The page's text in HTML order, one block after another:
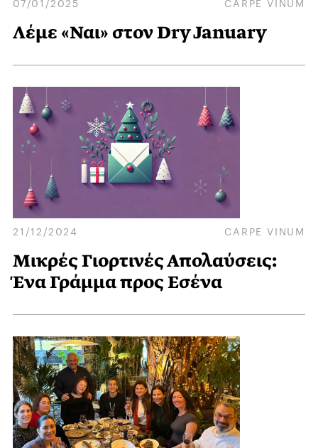
Λέμε «Ναι» στον Dry January
21/12/2024 CARPE VINUM
Μικρές Γιορτινές Απολαύσεις:
Ένα Γράμμα προς Εσένα